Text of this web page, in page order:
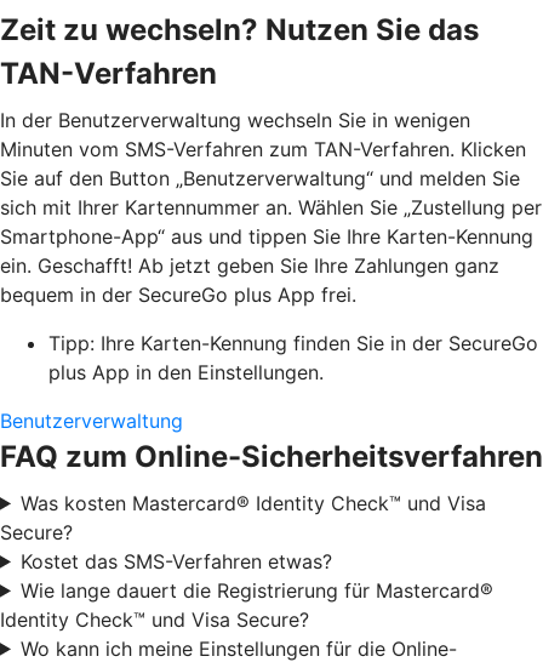
Zeit zu wechseln? Nutzen Sie das
TAN-Verfahren
In der Benutzerverwaltung wechseln Sie in wenigen
Minuten vom SMS-Verfahren zum TAN-Verfahren. Klicken
Sie auf den Button „Benutzerverwaltung“ und melden Sie
sich mit Ihrer Kartennummer an. Wählen Sie „Zustellung per
Smartphone-App“ aus und tippen Sie Ihre Karten-Kennung
ein. Geschafft! Ab jetzt geben Sie Ihre Zahlungen ganz
bequem in der SecureGo plus App frei.
Tipp: Ihre Karten-Kennung finden Sie in der SecureGo
plus App in den Einstellungen.
Benutzerverwaltung
FAQ zum Online-Sicherheitsverfahren
Was kosten Mastercard® Identity Check™ und Visa
Secure?
Kostet das SMS-Verfahren etwas?
Wie lange dauert die Registrierung für Mastercard®
Identity Check™ und Visa Secure?
Wo kann ich meine Einstellungen für die Online-